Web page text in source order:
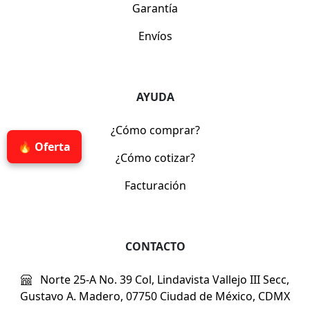
🔥 Oferta
Garantía
Envíos
AYUDA
¿Cómo comprar?
¿Cómo cotizar?
Facturación
CONTACTO
Norte 25-A No. 39 Col, Lindavista Vallejo III Secc,
Gustavo A. Madero, 07750 Ciudad de México, CDMX